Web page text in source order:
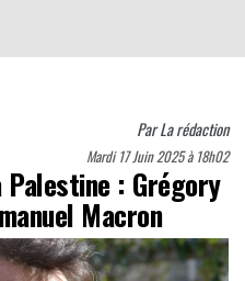
ParLa rédaction
Mardi 17 Juin 2025 à 18h02
Palestine : Grégory
Macron